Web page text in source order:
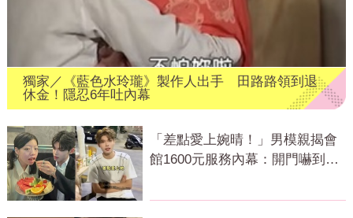
獨家／《藍色水玲瓏》製作人出手 田路路領到退
休金！隱忍6年吐內幕
「差點愛上婉晴！」男模親揭會
館1600元服務內幕：開門嚇到險